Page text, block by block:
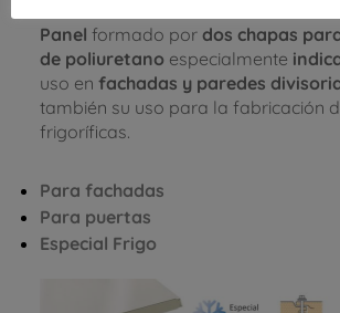
Panel formado por dos chapas
de poliuretano especialmente
uso en fachadas y paredes
también su uso para la fabricación
frigoríficas.
Para fachadas
Para puertas
Especial Frigo